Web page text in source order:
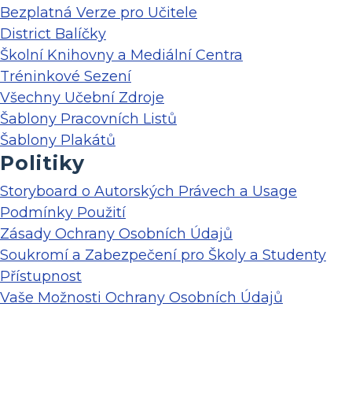
Bezplatná Verze pro Učitele
District Balíčky
Školní Knihovny a Mediální Centra
Tréninkové Sezení
Všechny Učební Zdroje
Šablony Pracovních Listů
Šablony Plakátů
Politiky
Storyboard o Autorských Právech a Usage
Podmínky Použití
Zásady Ochrany Osobních Údajů
Soukromí a Zabezpečení pro Školy a Studenty
Přístupnost
Vaše Možnosti Ochrany Osobních Údajů